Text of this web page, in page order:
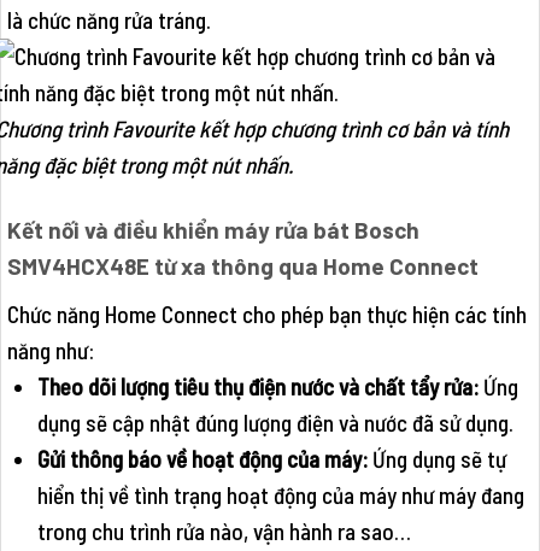
là chức năng rửa tráng.
trình Favourite kết hợp chương trình cơ bản và tính
đặc biệt trong một nút nhấn.
Kết nối và điều khiển máy rửa bát Bosch
SMV4HCX48E từ xa thông qua Home Connect
Chức năng Home Connect cho phép bạn thực hiện các tính
năng như:
Theo dõi lượng tiêu thụ điện nước và chất tẩy rửa: Ứng
dụng sẽ cập nhật đúng lượng điện và nước đã sử dụng.
Gửi thông báo về hoạt động của máy:Ứng dụng sẽ tự
hiển thị về tình trạng hoạt động của máy như máy đang
trong chu trình rửa nào, vận hành ra sao…